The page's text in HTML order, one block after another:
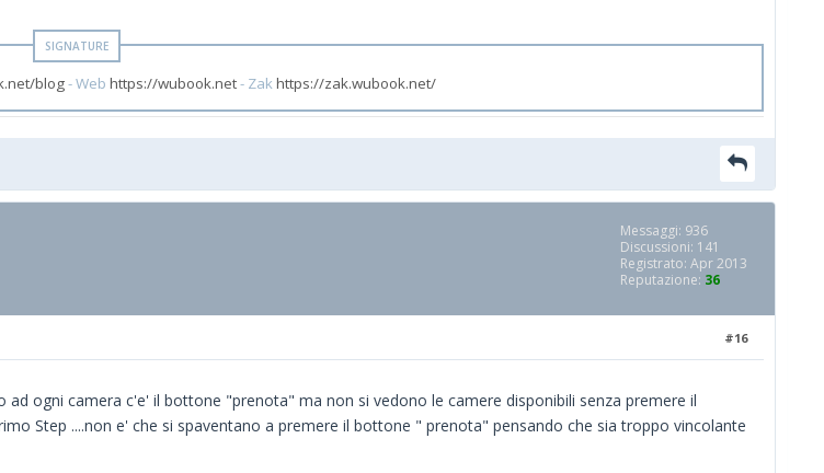
blog- Web https://wubook.net- Zakhttps://zak.wubook.net/
Messaggi: 936
Discussioni: 141
Registrato: Apr 2013
Reputazione: 36
#16
ogni camera c'e' il bottone "prenota" ma non si vedono le camere disponibili senza premere il
Step ....non e' che si spaventano a premere il bottone " prenota" pensando che sia troppo vincolante